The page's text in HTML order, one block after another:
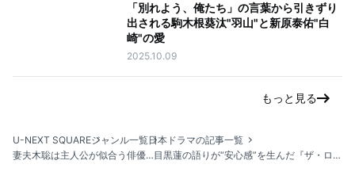
「別れよう、俺たち」の言葉から引きずり
出される駒木根葵汰"羽山"と新原泰佑"白
崎"の愛
2025.10.09
もっと見る
U-NEXT SQUAREジャンル一覧日本ドラマの記事一覧
妻夫木聡は主人公が似合う俳優…目黒蓮の語りが“安心感”を生んだ『ザ・ロイヤルファミリー』第1話